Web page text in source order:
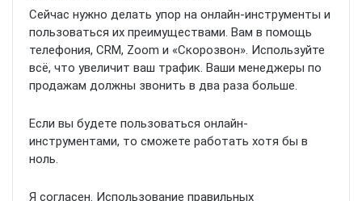
Сейчас нужно делать упор на онлайн-инструменты и
пользоваться их преимуществами. Вам в помощь
телефония, CRM, Zoom и «Скорозвон». Используйте
всё, что увеличит ваш трафик. Ваши менеджеры по
продажам должны звонить в два раза больше.
Если вы будете пользоваться онлайн-
инструментами, то сможете работать хотя бы в
ноль.
Я согласен. Использование правильных